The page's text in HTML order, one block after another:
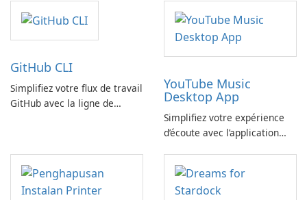
GitHub CLI
Simplifiez votre flux de travail
GitHub avec la ligne de
YouTube Music
Desktop App
Simplifiez votre expérience
d’écoute avec l’application